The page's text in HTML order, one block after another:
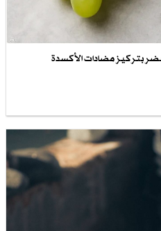
بتركيز مضادات الأكسدة